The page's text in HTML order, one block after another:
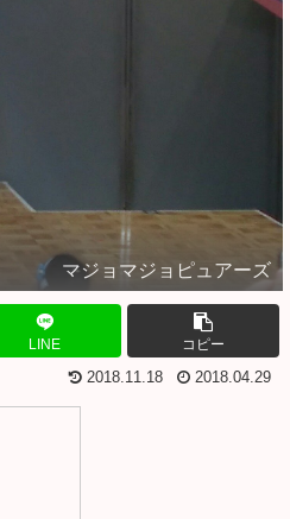
マジョマジョピュアーズ
LINE コピー
2018.11.18 2018.04.29